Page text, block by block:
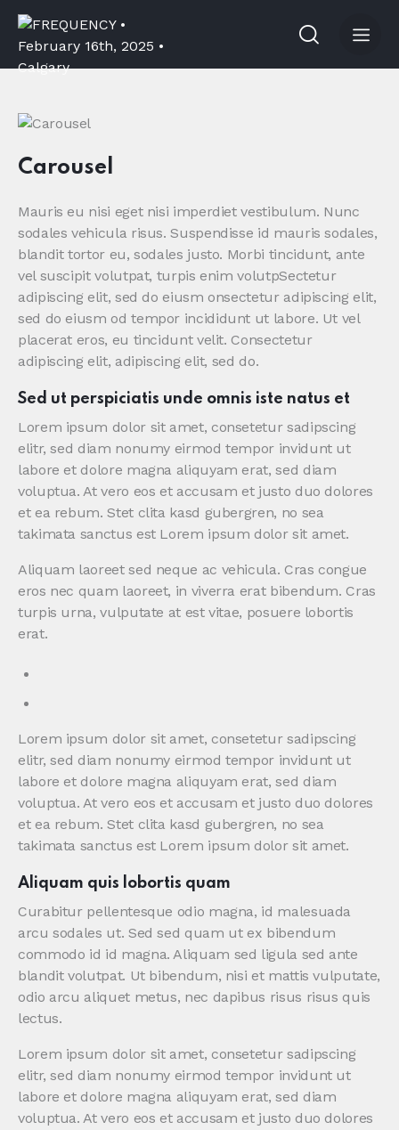
Carousel
Mauris eu nisi eget nisi imperdiet vestibulum. Nunc
sodales vehicula risus. Suspendisse id mauris sodales,
blandit tortor eu, sodales justo. Morbi tincidunt, ante
vel suscipit volutpat, turpis enim volutpSectetur
adipiscing elit, sed do eiusm onsectetur adipiscing elit,
sed do eiusm od tempor incididunt ut labore. Ut vel
placerat eros, eu tincidunt velit. Consectetur
adipiscing elit, adipiscing elit, sed do.
Sed ut perspiciatis unde omnis iste natus et
Lorem ipsum dolor sit amet, consetetur sadipscing
elitr, sed diam nonumy eirmod tempor invidunt ut
labore et dolore magna aliquyam erat, sed diam
voluptua. At vero eos et accusam et justo duo dolores
et ea rebum. Stet clita kasd gubergren, no sea
takimata sanctus est Lorem ipsum dolor sit amet.
Aliquam laoreet sed neque ac vehicula. Cras congue
eros nec quam laoreet, in viverra erat bibendum. Cras
turpis urna, vulputate at est vitae, posuere lobortis
erat.
Lorem ipsum dolor sit amet, consetetur sadipscing
elitr, sed diam nonumy eirmod tempor invidunt ut
labore et dolore magna aliquyam erat, sed diam
voluptua. At vero eos et accusam et justo duo dolores
et ea rebum. Stet clita kasd gubergren, no sea
takimata sanctus est Lorem ipsum dolor sit amet.
Aliquam quis lobortis quam
Curabitur pellentesque odio magna, id malesuada
arcu sodales ut. Sed sed quam ut ex bibendum
commodo id id magna. Aliquam sed ligula sed ante
blandit volutpat. Ut bibendum, nisi et mattis vulputate,
odio arcu aliquet metus, nec dapibus risus risus quis
lectus.
Lorem ipsum dolor sit amet, consetetur sadipscing
elitr, sed diam nonumy eirmod tempor invidunt ut
labore et dolore magna aliquyam erat, sed diam
voluptua. At vero eos et accusam et justo duo dolores